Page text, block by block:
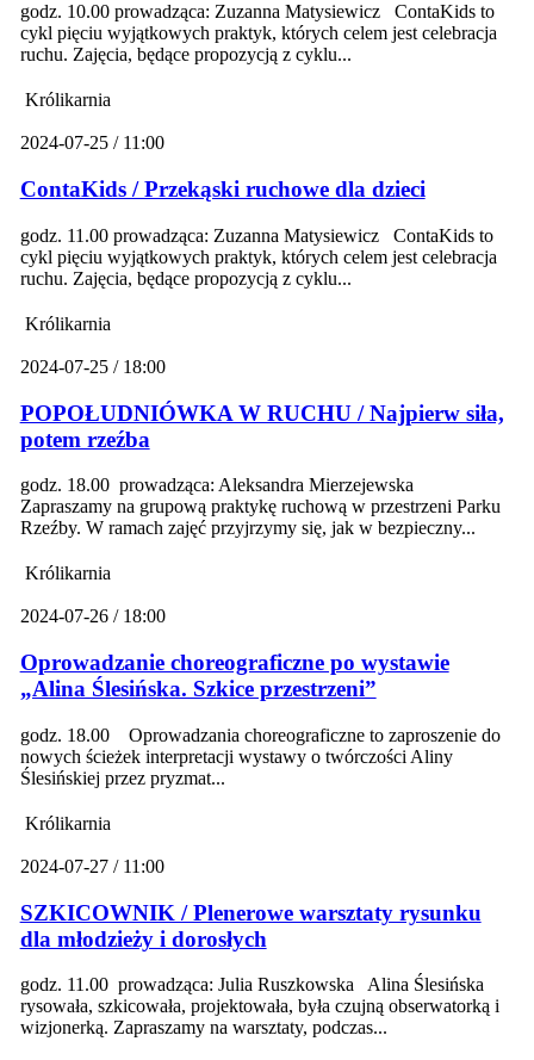
godz. 10.00 prowadząca: Zuzanna Matysiewicz ContaKids to
cykl pięciu wyjątkowych praktyk, których celem jest celebracja
ruchu. Zajęcia, będące propozycją z cyklu...
Królikarnia
2024-07-25 / 11:00
ContaKids / Przekąski ruchowe dla dzieci
godz. 11.00 prowadząca: Zuzanna Matysiewicz ContaKids to
cykl pięciu wyjątkowych praktyk, których celem jest celebracja
ruchu. Zajęcia, będące propozycją z cyklu...
Królikarnia
2024-07-25 / 18:00
POPOŁUDNIÓWKA W RUCHU / Najpierw siła,
potem rzeźba
godz. 18.00 prowadząca: Aleksandra Mierzejewska
Zapraszamy na grupową praktykę ruchową w przestrzeni Parku
Rzeźby. W ramach zajęć przyjrzymy się, jak w bezpieczny...
Królikarnia
2024-07-26 / 18:00
Oprowadzanie choreograficzne po wystawie
„Alina Ślesińska. Szkice przestrzeni”
godz. 18.00 Oprowadzania choreograficzne to zaproszenie do
nowych ścieżek interpretacji wystawy o twórczości Aliny
Ślesińskiej przez pryzmat...
Królikarnia
2024-07-27 / 11:00
SZKICOWNIK / Plenerowe warsztaty rysunku
dla młodzieży i dorosłych
godz. 11.00 prowadząca: Julia Ruszkowska Alina Ślesińska
rysowała, szkicowała, projektowała, była czujną obserwatorką i
wizjonerką. Zapraszamy na warsztaty, podczas...